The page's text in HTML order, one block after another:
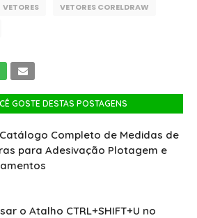
VETORES
VETORES CORELDRAW
GOSTE DESTAS POSTAGENS
Completo de Medidas de
para Adesivação Plotagem e
o Atalho CTRL+SHIFT+U no